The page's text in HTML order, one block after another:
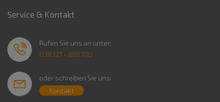
Service & Kontakt
Rufen Sie uns an unter:
038321 - 688700
oder schreiben Sie uns:
Kontakt